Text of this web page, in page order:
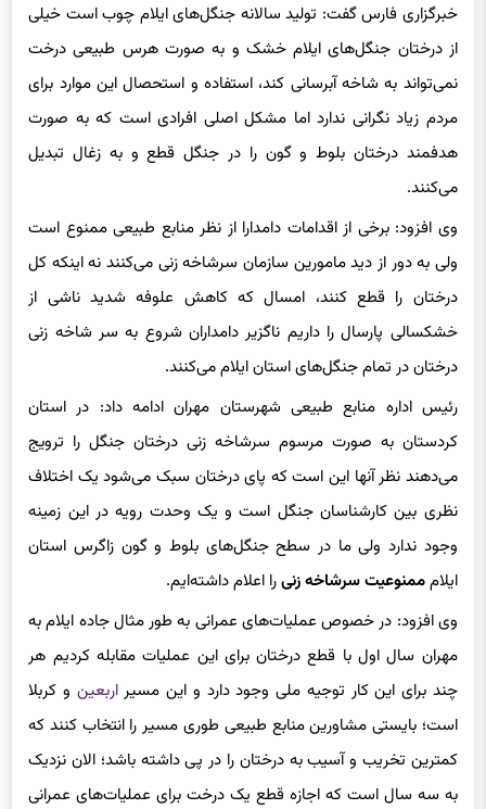
خبرگزاری فارس گفت: تولید سالانه جنگل‌های ایلام چوب است خیلی
از درختان جنگل‌های ایلام خشک و به صورت هرس طبیعی درخت
نمی‌تواند به شاخه آبرسانی کند، استفاده و استحصال این موارد برای
مردم زیاد نگرانی ندارد اما مشکل اصلی افرادی است که به صورت
هدفمند درختان بلوط و گون را در جنگل قطع و به زغال تبدیل
می‌کنند.
وی افزود: برخی از اقدامات دامدارا از نظر منابع طبیعی ممنوع است
ولی به دور از دید مامورین سازمان سرشاخه زنی می‌کنند نه اینکه کل
درختان را قطع کنند، امسال که کاهش علوفه شدید ناشی از
خشکسالی پارسال را داریم ناگزیر دامداران شروع به سر شاخه زنی
درختان در تمام جنگل‌های استان ایلام می‌کنند.
رئیس اداره منابع طبیعی شهرستان مهران ادامه داد: در استان
کردستان به صورت مرسوم سرشاخه زنی درختان جنگل را ترویج
می‌دهند نظر آنها این است که پای درختان سبک می‌شود یک اختلاف
نظری بین کارشناسان جنگل است و یک وحدت رویه در این زمینه
وجود ندارد‌ ولی ما در سطح جنگل‌های بلوط و گون زاگرس استان
ایلامممنوعیت سرشاخه زنیرا اعلام داشته‌ایم.
وی افزود: در خصوص عملیات‌های عمرانی به طور مثال جاده ایلام به
مهران سال اول با قطع درختان برای این عملیات مقابله کردیم هر
چند برای این کار توجیه ملی وجود دارد و این مسیراربعین و کربلا
است؛ بایستی مشاورین منابع طبیعی طوری مسیر را انتخاب کنند که
کمترین تخریب و آسیب به درختان را در پی داشته باشد؛ الان نزدیک
به سه سال است که اجازه قطع یک درخت برای عملیات‌های عمرانی